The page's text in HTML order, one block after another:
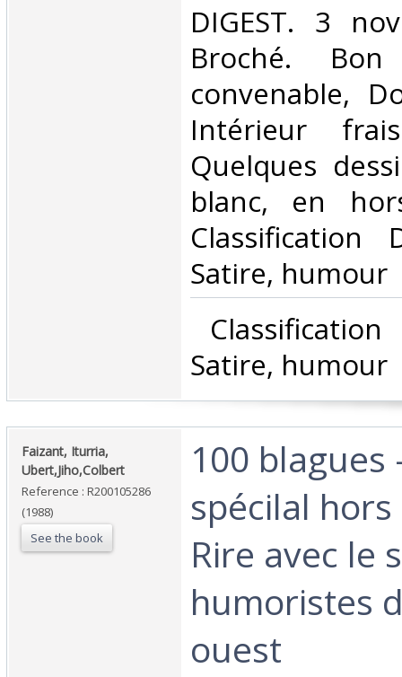
DIGEST. 3
Broché.
convenable,
Intérieur
Quelques
blanc, en
Classification
Satire, humour‎
Satire, humour‎
‎Faizant, Iturria,
Ubert,Jiho,Colbert‎
Reference : R200105286
(1988)
See the book
‎100
spécilal hors
Rire avec le
humoristes
ouest‎